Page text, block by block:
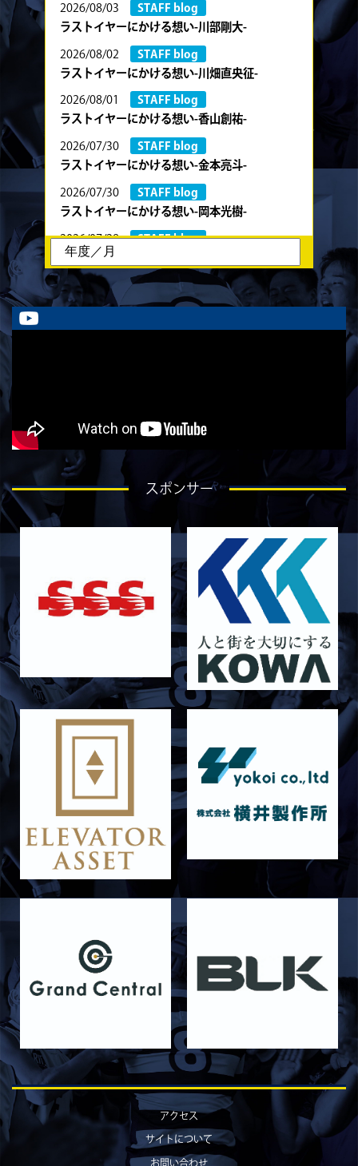
2026/08/03
STAFF blog
ラストイヤーにかける想い-川部剛大-
2026/08/02
STAFF blog
ラストイヤーにかける想い-川畑直央征-
2026/08/01
STAFF blog
ラストイヤーにかける想い-香山創祐-
2026/07/30
STAFF blog
ラストイヤーにかける想い-金本亮斗-
2026/07/30
STAFF blog
ラストイヤーにかける想い-岡本光樹-
2026/07/28
STAFF blog
ラストイヤーにかける想い-石飛冬輝-
2026/07/27
STAFF blog
ラストイヤーにかける想い-石岡泰一-
2026/07/25
STAFF blog
2026/06/27
STAFF blog
2026/06/26
【Rits Familyのバトン】vol. 2 稲西輝紀
STAFF blog
6月20日 花園大学
2026/06/16
STAFF blog
STAFF blog
2026/06/12
STAFF blog
【Rits Familyのバトン】vol. 1 北村瞬太郎
2026/06/03
STAFF blog
【「イヤーブック2026」にお名前を掲載／サポ
ーター募集のお知らせ】
2026/05/31
STAFF blog
5月31日 関西学院大学AB
2026/05/31
STAFF blog
5月30日 関西学院大学CD
2026年度 新入部員のお知らせ
2026/05/26
STAFF blog
5月24日 京都産業大学
2026/05/23
STAFF blog
5月23日 京都産業大学BC
STAFF blog
BKCウェルカムデー2026のお知らせ
2026/05/13
STAFF blog
5月9日 立命ラグビー祭
STAFF blog
5月10日 龍谷大学AB
スポンサー
アクセス
サイトについて
お問い合わせ